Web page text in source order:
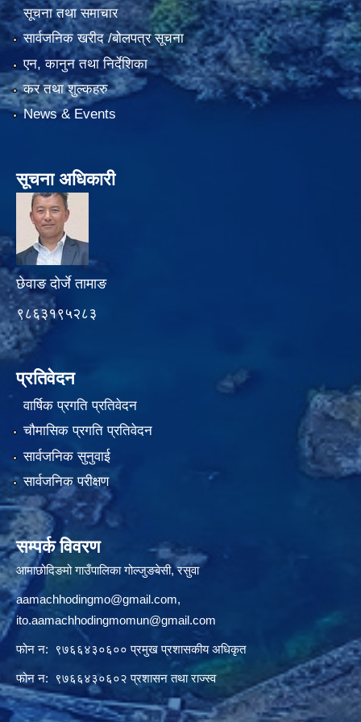
सूचना तथा समाचार
सार्वजनिक खरीद /बोलपत्र सूचना
एन, कानुन तथा निर्देशिका
कर तथा शुल्कहरु
News & Events
सूचना अधिकारी
छेवाङ दोर्जे तामाङ
९८६३१९५२८३
प्रतिवेदन
वार्षिक प्रगति प्रतिवेदन
चौमासिक प्रगति प्रतिवेदन
सार्वजनिक सुनुवाई
सार्वजनिक परीक्षण
सम्पर्क विवरण
आमाछोदिङमो गाउँपालिका गोल्जुङबेसी, रसुवा
aamachhodingmo@gmail.com,
ito.aamachhodingmomun@gmail.com
फोन न: ९७६६४३०६०० प्रमुख प्रशासकीय अधिकृत
फोन न: ९७६६४३०६०२ प्रशासन तथा राज्स्व